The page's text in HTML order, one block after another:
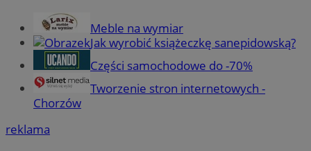
Meble na wymiar
Jak wyrobić książeczkę sanepidowską?
Części samochodowe do -70%
Tworzenie stron internetowych -
Chorzów
reklama